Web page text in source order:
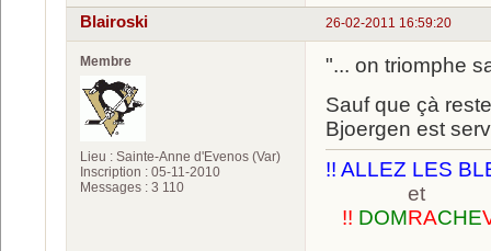
26-02-2011 16:59:20
Blairoski
Membre
Lieu : Sainte-Anne d'Evenos (Var)
Inscription : 05-11-2010
Messages : 3 110
"... on triomphe
Sauf que çà
Bjoergen est
!! ALLEZ LES
et
!! DOMRACHE